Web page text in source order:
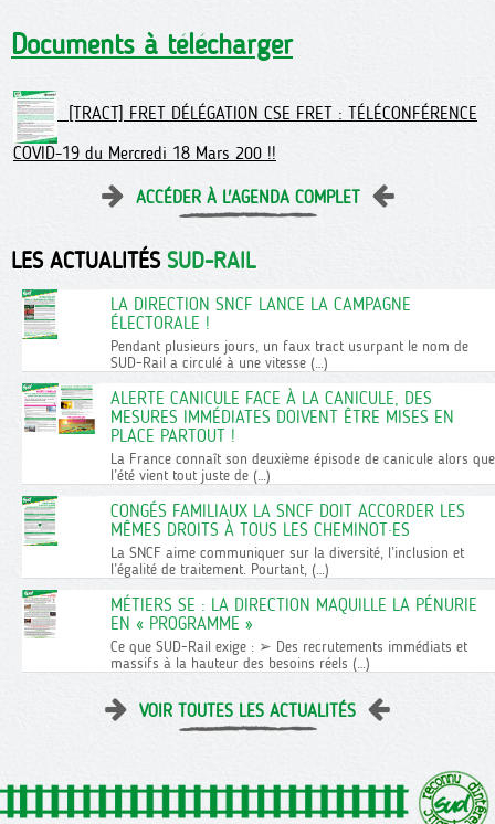
Documents à télécharger
[TRACT] FRET DÉLÉGATION CSE FRET : TÉLÉCONFÉRENCE
COVID-19 du Mercredi 18 Mars 200 !!
ACCÉDER À L'AGENDA COMPLET
LES ACTUALITÉS SUD-RAIL
LA DIRECTION SNCF LANCE LA CAMPAGNE
ÉLECTORALE !
Pendant plusieurs jours, un faux tract usurpant le nom de
SUD-Rail a circulé à une vitesse (…)
ALERTE CANICULE FACE À LA CANICULE, DES
MESURES IMMÉDIATES DOIVENT ÊTRE MISES EN
PLACE PARTOUT !
La France connaît son deuxième épisode de canicule alors que
l’été vient tout juste de (…)
CONGÉS FAMILIAUX LA SNCF DOIT ACCORDER LES
MÊMES DROITS À TOUS LES CHEMINOT·ES
La SNCF aime communiquer sur la diversité, l’inclusion et
l’égalité de traitement. Pourtant, (…)
MÉTIERS SE : LA DIRECTION MAQUILLE LA PÉNURIE
EN « PROGRAMME »
Ce que SUD-Rail exige : ➢ Des recrutements immédiats et
massifs à la hauteur des besoins réels (…)
VOIR TOUTES LES ACTUALITÉS